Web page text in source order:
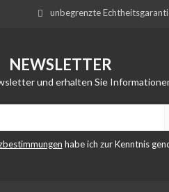
unbegrenzte
NEWSLETTER
und erhalten Sie
habe ich zur Kenntnis